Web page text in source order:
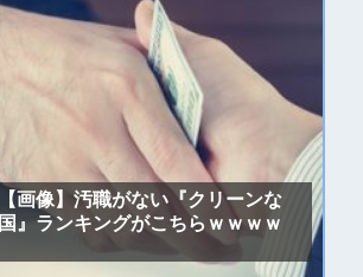
【画像】汚職がない『クリーンな
国』ランキングがこちらｗｗｗｗ